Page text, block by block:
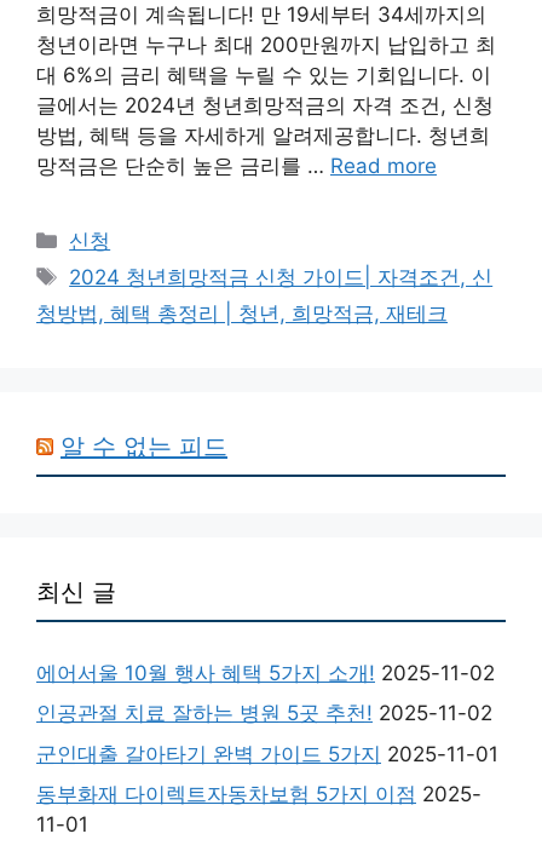
희망적금이 계속됩니다! 만 19세부터 34세까지의
청년이라면 누구나 최대 200만원까지 납입하고 최
대 6%의 금리 혜택을 누릴 수 있는 기회입니다. 이
글에서는 2024년 청년희망적금의 자격 조건, 신청
방법, 혜택 등을 자세하게 알려제공합니다. 청년희
망적금은 단순히 높은 금리를 … Read more
Categories
신청
Tags
2024 청년희망적금 신청 가이드| 자격조건, 신
청방법, 혜택 총정리 | 청년, 희망적금, 재테크
알 수 없는 피드
최신 글
에어서울 10월 행사 혜택 5가지 소개! 2025-11-02
인공관절 치료 잘하는 병원 5곳 추천! 2025-11-02
군인대출 갈아타기 완벽 가이드 5가지 2025-11-01
동부화재 다이렉트자동차보험 5가지 이점 2025-
11-01